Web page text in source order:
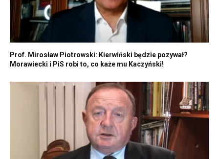
Prof. Mirosław Piotrowski: Kierwiński będzie pozywał?
Morawiecki i PiS robi to, co każe mu Kaczyński!